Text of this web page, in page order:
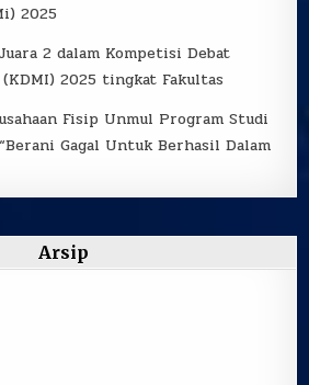
2025
2 dalam Kompetisi Debat
2025 tingkat Fakultas
Fisip Unmul Program Studi
Gagal Untuk Berhasil Dalam
Arsip